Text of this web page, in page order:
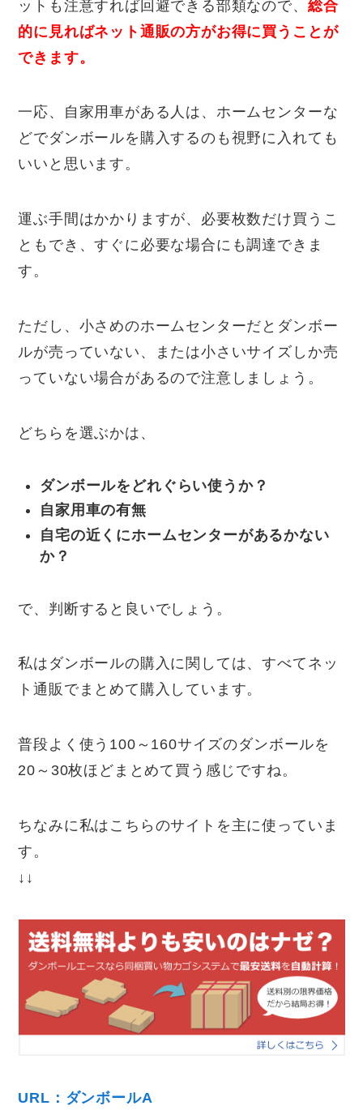
ットも注意すれば回避できる部類なので、 総合
的に見ればネット通販の方がお得に買うことが
できます。
一応、自家用車がある人は、ホームセンターな
どでダンボールを購入するのも視野に入れても
いいと思います。
運ぶ手間はかかりますが、必要枚数だけ買うこ
ともでき、すぐに必要な場合にも調達できま
す。
ただし、小さめのホームセンターだとダンボー
ルが売っていない、または小さいサイズしか売
っていない場合があるので注意しましょう。
どちらを選ぶかは、
ダンボールをどれぐらい使うか？
自家用車の有無
自宅の近くにホームセンターがあるかない
か？
で、判断すると良いでしょう。
私はダンボールの購入に関しては、すべてネッ
ト通販でまとめて購入しています。
普段よく使う100～160サイズのダンボールを
20～30枚ほどまとめて買う感じですね。
ちなみに私はこちらのサイトを主に使っていま
す。
↓↓
URL：ダンボールA